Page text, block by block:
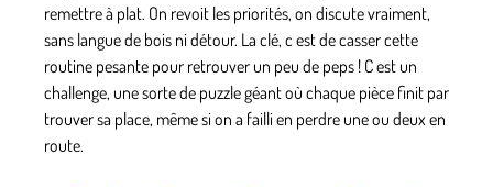
remettre à plat. On revoit les priorités, on discute vraiment,
sans langue de bois ni détour. La clé, c est de casser cette
routine pesante pour retrouver un peu de peps ! C est un
challenge, une sorte de puzzle géant où chaque pièce finit par
trouver sa place, même si on a failli en perdre une ou deux en
route.